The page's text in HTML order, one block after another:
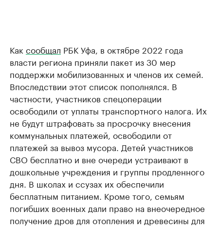
Как сообщал РБК Уфа, в октябре 2022 года
власти региона приняли пакет из 30 мер
поддержки мобилизованных и членов их семей.
Впоследствии этот список пополнялся. В
частности, участников спецоперации
освободили от уплаты транспортного налога. Их
не будут штрафовать за просрочку внесения
коммунальных платежей, освободили от
платежей за вывоз мусора. Детей участников
СВО бесплатно и вне очереди устраивают в
дошкольные учреждения и группы продленного
дня. В школах и ссузах их обеспечили
бесплатным питанием. Кроме того, семьям
погибших военных дали право на внеочередное
получение дров для отопления и древесины для